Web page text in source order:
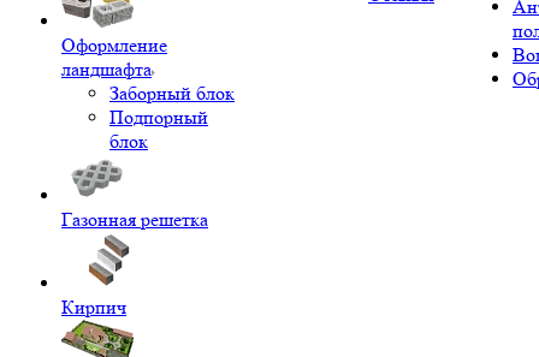
Оформление
ландшафта
Заборный блок
Подпорный
блок
Газонная решетка
Кирпич